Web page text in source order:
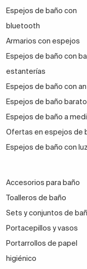
Espejos de baño con
bluetooth
Armarios con espejos
Espejos de baño con
estanterías
Espejos de baño con
Espejos de baño
Espejos de baño a
Ofertas en espejos de
Espejos de baño con luz
Accesorios para baño
Toalleros de baño
Sets y conjuntos de
Portacepillos y vasos
Portarrollos de papel
higiénico